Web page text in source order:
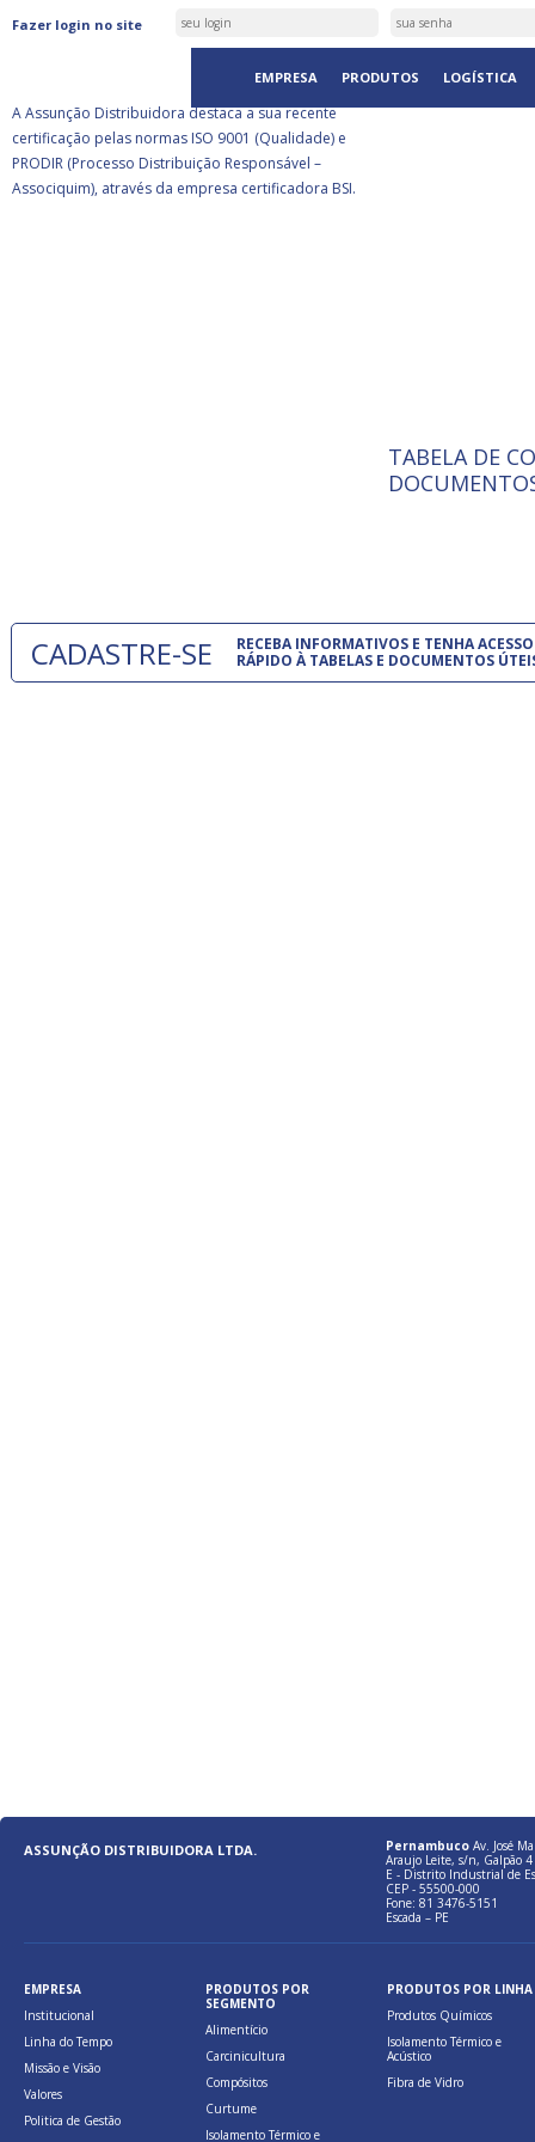
Fazer login no site
EMPRESA PRODUTOS LOGÍSTICA
ASSUNÇÃO DISTRIBUIDORA É
CERTIFICADA PELA BSI
A Assunção Distribuidora destaca a sua recente
certificação pelas normas ISO 9001 (Qualidade) e
PRODIR (Processo Distribuição Responsável –
Associquim), através da empresa certificadora BSI.
ISO 9001:
A
TABELA DE
CADASTRE-SE
RECEBA INFORMATIVOS E TENHA ACESSO
RÁPIDO À TABELAS E DOCUMENTOS
ASSUNÇÃO DISTRIBUIDORA LTDA. Pernambuco Av. José
Araujo Leite, s/n, Galpão 4
E - Distrito Industrial de
CEP - 55500-000
Fone: 81 3476-5151
Escada – PE
EMPRESA
Institucional
Linha do Tempo
Missão e Visão
Valores
Politica de Gestão
PRODUTOS POR
SEGMENTO
Alimentício
Carcinicultura
Compósitos
Curtume
Isolamento Térmico e
PRODUTOS POR LINHA
Produtos Químicos
Isolamento Térmico e
Acústico
Fibra de Vidro